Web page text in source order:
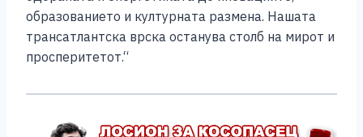
образованието и културната размена. Нашата
трансатлантска врска останува столб на мирот и
просперитетот.“